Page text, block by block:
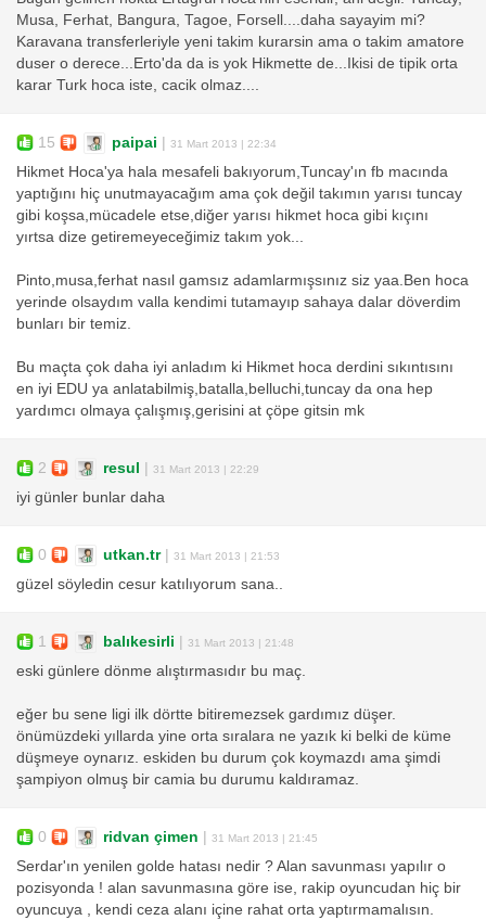
Musa, Ferhat, Bangura, Tagoe, Forsell....daha sayayim mi?
Karavana transferleriyle yeni takim kurarsin ama o takim amatore
duser o derece...Erto'da da is yok Hikmette de...Ikisi de tipik orta
karar Turk hoca iste, cacik olmaz....
15 paipai | 31 Mart 2013 | 22:34
Hikmet Hoca'ya hala mesafeli bakıyorum,Tuncay'ın fb macında
yaptığını hiç unutmayacağım ama çok değil takımın yarısı tuncay
gibi koşsa,mücadele etse,diğer yarısı hikmet hoca gibi kıçını
yırtsa dize getiremeyeceğimiz takım yok...
Pinto,musa,ferhat nasıl gamsız adamlarmışsınız siz yaa.Ben hoca
yerinde olsaydım valla kendimi tutamayıp sahaya dalar döverdim
bunları bir temiz.
Bu maçta çok daha iyi anladım ki Hikmet hoca derdini sıkıntısını
en iyi EDU ya anlatabilmiş,batalla,belluchi,tuncay da ona hep
yardımcı olmaya çalışmış,gerisini at çöpe gitsin mk
2 resul | 31 Mart 2013 | 22:29
iyi günler bunlar daha
0 utkan.tr| 31 Mart 2013 | 21:53
güzel söyledin cesur katılıyorum sana..
1 balıkesirli | 31 Mart 2013 | 21:48
eski günlere dönme alıştırmasıdır bu maç.
eğer bu sene ligi ilk dörtte bitiremezsek gardımız düşer.
önümüzdeki yıllarda yine orta sıralara ne yazık ki belki de küme
düşmeye oynarız. eskiden bu durum çok koymazdı ama şimdi
şampiyon olmuş bir camia bu durumu kaldıramaz.
0 ridvan çimen | 31 Mart 2013 | 21:45
Serdar'ın yenilen golde hatası nedir ? Alan savunması yapılır o
pozisyonda ! alan savunmasına göre ise, rakip oyuncudan hiç bir
oyuncuya , kendi ceza alanı içine rahat orta yaptırmamalısın.